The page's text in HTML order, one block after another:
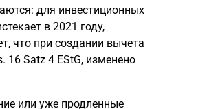
для инвестиционных
в 2021 году,
что при создании вычета
16 Satz 4 EStG, изменено
или уже продленные